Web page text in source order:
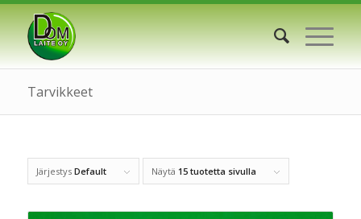
Tarvikkeet
Järjestys Default Näytä 15 tuotetta sivulla